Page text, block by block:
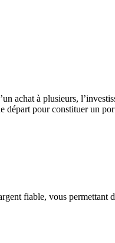
achat à plusieurs,
départ pour constituer un
fiable, vous permettant